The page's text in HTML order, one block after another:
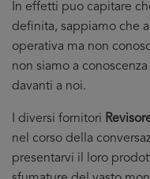
In effetti puo capitare
definita, sappiamo che
operativa ma non
non siamo a
davanti a noi.
I diversi fornitori
nel corso della
presentarvi il loro